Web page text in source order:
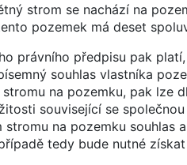
strom se nachází na
pozemek má deset
právního předpisu pak
souhlas vlastníka
na pozemku, pak lze
související se
na pozemku souhlas
tedy bude nutné